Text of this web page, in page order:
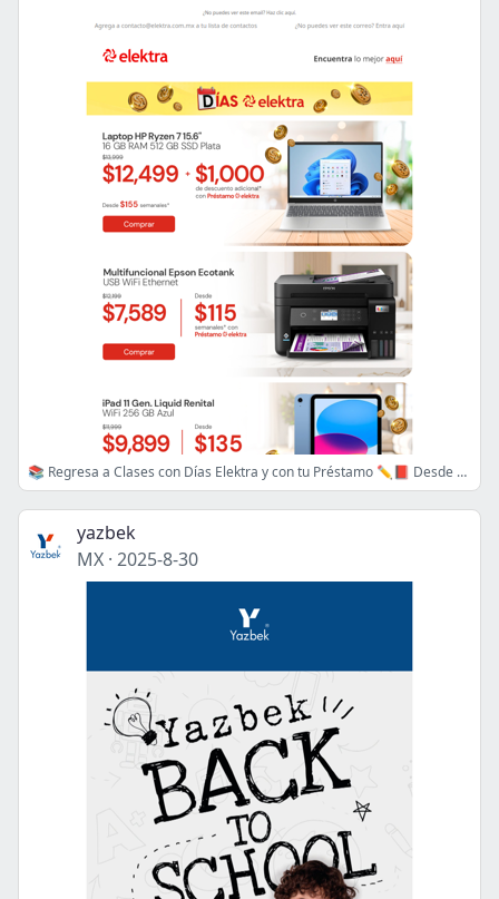
📚 Regresa a Clases con Días Elektra y con tu Préstamo ✏️📕 Desde $40 semanales✨
yazbek
MX · 2025-8-30